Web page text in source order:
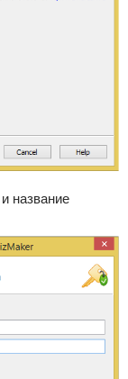
название